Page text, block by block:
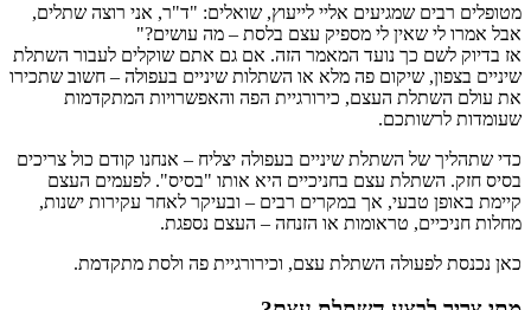
מטופלים רבים שמגיעים אליי לייעוץ, שואלים: "ד"ר, אני רוצה שתלים,
אבל אמרו לי שאין לי מספיק עצם בלסת – מה עושים?"
אז בדיוק לשם כך נועד המאמר הזה. אם גם אתם שוקלים לעבור השתלת
שיניים בצפון, שיקום פה מלא או השתלות שיניים בעפולה – חשוב שתכירו
את עולם השתלת העצם, כירורגיית הפה והאפשרויות המתקדמות
שעומדות לרשותכם.
כדי שתהליך של השתלת שיניים בעפולה יצליח – אנחנו קודם כול צריכים
בסיס חזק. השתלת עצם בחניכיים היא אותו "בסיס". לפעמים העצם
קיימת באופן טבעי, אך במקרים רבים – ובעיקר לאחר עקירות ישנות,
מחלות חניכיים, טראומות או הזנחה – העצם נספגת.
כאן נכנסת לפעולה השתלת עצם, וכירורגיית פה ולסת מתקדמת.